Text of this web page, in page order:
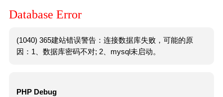
Database Error
(1040) 365建站错误警告：连接数据库失败，可能的原
因：1、数据库密码不对; 2、mysql未启动。
PHP Debug